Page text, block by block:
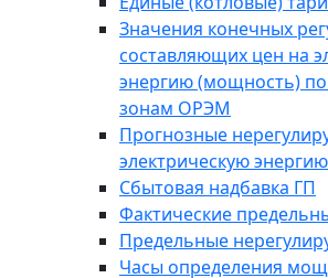
Значения конечных
составляющих цен на
энергию (мощность)
зонам ОРЭМ
Прогнозные
электрическую энергию
Сбытовая надбавка ГП
Фактические
Предельные
Часы определения